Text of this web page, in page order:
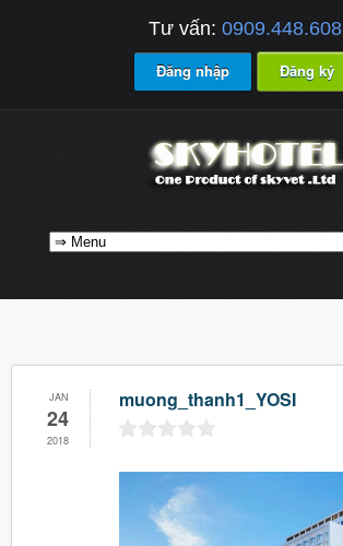
Tư vấn: 0909.448.608
Đăng nhập Đăng ký
JAN
24
2018
muong_thanh1_YOSI